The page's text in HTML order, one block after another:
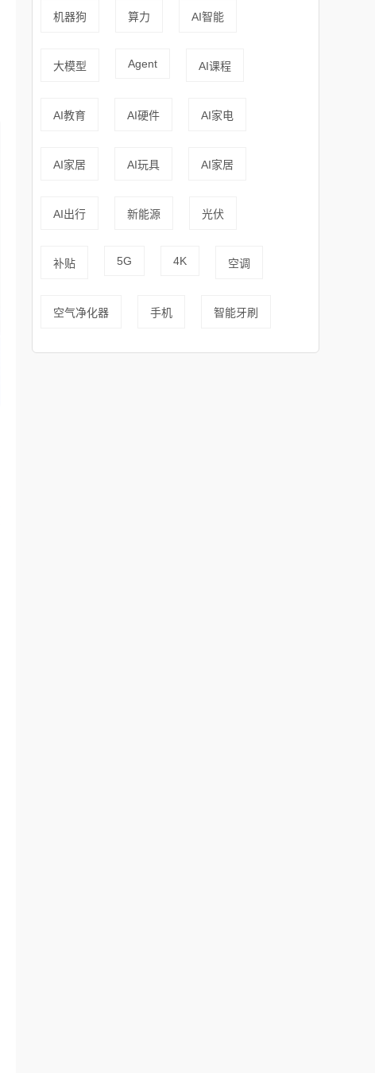
机器狗 算力 AI智能
大模型 Agent AI课程
AI教育 AI硬件 AI家电
AI家居 AI玩具 AI家居
AI出行 新能源 光伏
补贴 5G 4K 空调
空气净化器 手机 智能牙刷